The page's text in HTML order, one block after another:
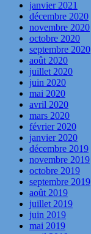
janvier 2021
décembre 2020
novembre 2020
octobre 2020
septembre 2020
août 2020
juillet 2020
juin 2020
mai 2020
avril 2020
mars 2020
février 2020
janvier 2020
décembre 2019
novembre 2019
octobre 2019
septembre 2019
août 2019
juillet 2019
juin 2019
mai 2019